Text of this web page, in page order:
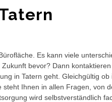
Es kann viele
bevor? Dann
in Tatern geht. Gleichgültig ob
Ihnen in allen Fragen, von
wird selbstverständlich